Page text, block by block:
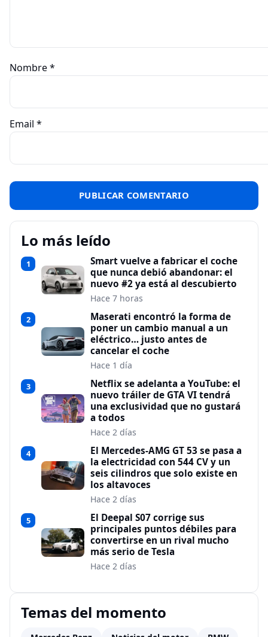
Nombre*
Email *
Lo más leído
1
Smart vuelve a fabricar el coche
que nunca debió abandonar: el
nuevo #2 ya está al descubierto
Hace 7 horas
2
Maserati encontró la forma de
poner un cambio manual a un
eléctrico… justo antes de
cancelar el coche
Hace 1 día
3
Netflix se adelanta a YouTube: el
nuevo tráiler de GTA VI tendrá
una exclusividad que no gustará
a todos
Hace 2 días
4
El Mercedes-AMG GT 53 se pasa a
la electricidad con 544 CV y un
seis cilindros que solo existe en
los altavoces
Hace 2 días
5
El Deepal S07 corrige sus
principales puntos débiles para
convertirse en un rival mucho
más serio de Tesla
Hace 2 días
Temas del momento